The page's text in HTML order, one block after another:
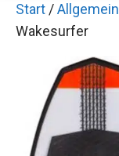
Start /Allgemein
Wakesurfer